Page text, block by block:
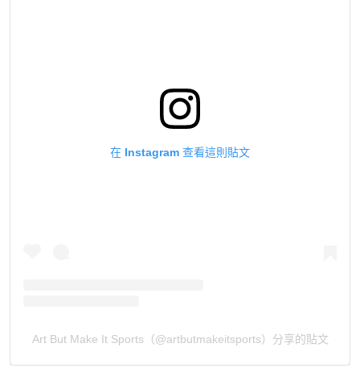
在 Instagram 查看這則貼文
Art But Make It Sports（@artbutmakeitsports）分享的貼文